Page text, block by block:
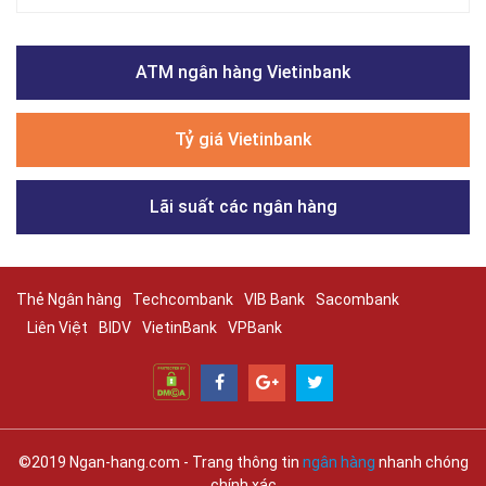
ATM ngân hàng Vietinbank
Tỷ giá Vietinbank
Lãi suất các ngân hàng
Thẻ Ngân hàng Techcombank VIB Bank
Sacombank
Liên Việt
BIDV VietinBank VPBank
©2019 Ngan-hang.com - Trang thông tin ngân hàng nhanh chóng